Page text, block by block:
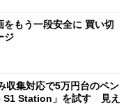
をもう一段安全に 買い切
ジ
収集対応で5万円台のペン
S1 Station」を試す 見え